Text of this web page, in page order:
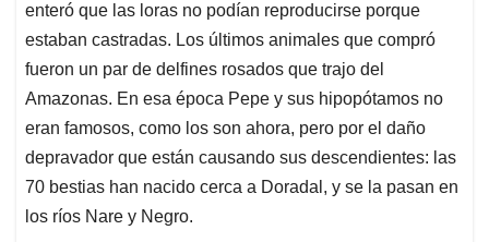
enteró que las loras no podían reproducirse porque
estaban castradas. Los últimos animales que compró
fueron un par de delfines rosados que trajo del
Amazonas. En esa época Pepe y sus hipopótamos no
eran famosos, como los son ahora, pero por el daño
depravador que están causando sus descendientes: las
70 bestias han nacido cerca a Doradal, y se la pasan en
los ríos Nare y Negro.